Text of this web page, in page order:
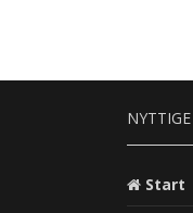
Start